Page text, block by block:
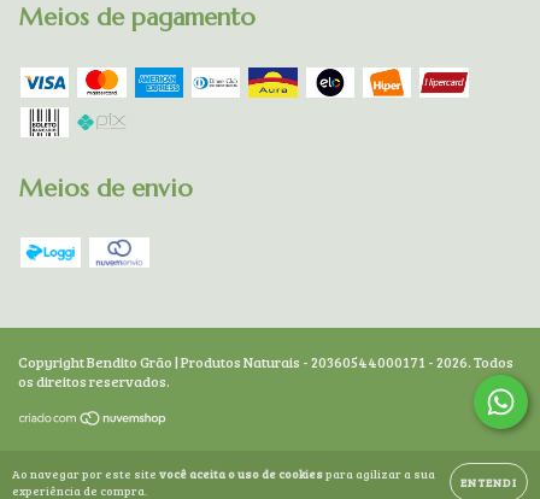
Ao navegar por este site você aceita o uso de cookiespara agilizar a sua
experiência de compra.
ENTENDI
Meios de pagamento
Meios de envio
Copyright Bendito Grão | Produtos Naturais - 20360544000171 - 2026. Todos
os direitos reservados.